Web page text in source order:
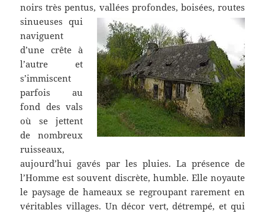
noirs très pentus, vallées profondes, boisées, routes
sinueuses qui
naviguent
d’une crête à
l’autre et
s’immiscent
parfois au
fond des vals
où se jettent
de nombreux
ruisseaux,
aujourd’hui gavés par les pluies. La présence de
l’Homme est souvent discrète, humble. Elle noyaute
le paysage de hameaux se regroupant rarement en
véritables villages. Un décor vert, détrempé, et qui